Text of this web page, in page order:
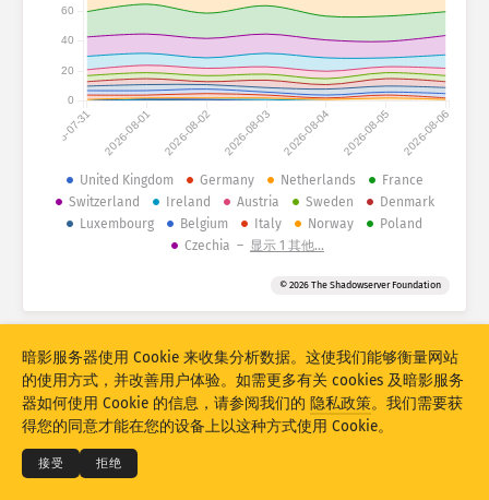
攻击统计信息：漏洞
攻击统计信息：设备
自动更新结果
更新 重置
下载为 PNG
2026-07-31 2026-08-01 2026-08-02 2026-08-03 2026-08-04 2026-08-05 2026-08-06
0
20
40
60
United Kingdom Germany Netherlands
France
Switzerland
Ireland Austria Sweden
Denmark
Luxembourg
Belgium Italy Norway
Poland
Czechia – 显示 1 其他…
© 2026 The Shadowserver Foundation
© 2026THE SHADOWSERVER FOUNDATION
隐私和条款
联系我们 积分
暗影服务器使用 Cookie 来收集分析数据。这使我们能够衡量网站
的使用方式，并改善用户体验。如需更多有关 cookies 及暗影服务
器如何使用 Cookie 的信息，请参阅我们的 隐私政策。我们需要获
得您的同意才能在您的设备上以这种方式使用 Cookie。
接受 拒绝